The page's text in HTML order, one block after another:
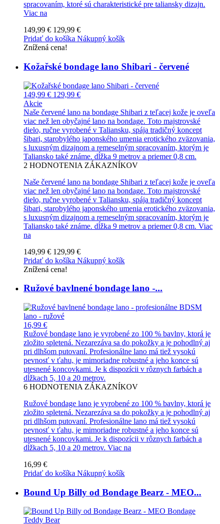
spracovaním, ktoré sú charakteristické pre taliansky dizajn.
Viac na
149,99 € 129,99 €
Pridať do košíka Nákupný košík
Znížená cena!
Kožařské bondage lano Shibari - červené
149,99 € 129,99 €
Akcie
Naše červené lano na bondage Shibari z teľacej kože je oveľa
viac než len obyčajné lano na bondage. Toto majstrovské
dielo, ručne vyrobené v Taliansku, spája tradičný koncept
šibari, starobylého japonského umenia erotického zväzovania,
s luxusným dizajnom a remeselným spracovaním, ktorým je
Taliansko také známe. dĺžka 9 metrov a priemer 0,8 cm.
2 HODNOTENIA ZÁKAZNÍKOV
Naše červené lano na bondage Shibari z teľacej kože je oveľa
viac než len obyčajné lano na bondage. Toto majstrovské
dielo, ručne vyrobené v Taliansku, spája tradičný koncept
šibari, starobylého japonského umenia erotického zväzovania,
s luxusným dizajnom a remeselným spracovaním, ktorým je
Taliansko také známe. dĺžka 9 metrov a priemer 0,8 cm. Viac
na
149,99 € 129,99 €
Pridať do košíka Nákupný košík
Znížená cena!
Ružové bavlnené bondage lano -...
16,99 €
Ružové bondage lano je vyrobené zo 100 % bavlny, ktorá je
zložito spletená. Nezarezáva sa do pokožky a je pohodlný aj
pri dlhšom putovaní. Profesionálne lano má tiež vysokú
pevnosť v ťahu, je mimoriadne robustné a jeho konce sú
utesnené koncovkami. Je k dispozícii v rôznych farbách a
dĺžkach 5, 10 a 20 metrov.
6 HODNOTENIA ZÁKAZNÍKOV
Ružové bondage lano je vyrobené zo 100 % bavlny, ktorá je
zložito spletená. Nezarezáva sa do pokožky a je pohodlný aj
pri dlhšom putovaní. Profesionálne lano má tiež vysokú
pevnosť v ťahu, je mimoriadne robustné a jeho konce sú
utesnené koncovkami. Je k dispozícii v rôznych farbách a
dĺžkach 5, 10 a 20 metrov. Viac na
16,99 €
Pridať do košíka Nákupný košík
Bound Up Billy od Bondage Bearz - MEO...